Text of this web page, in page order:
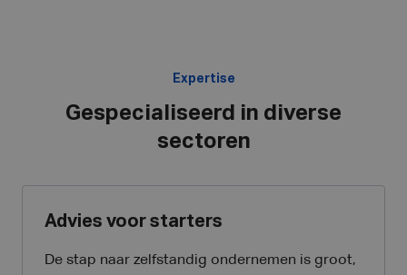
Expertise
Gespecialiseerd in diverse
sectoren
Advies voor starters
De stap naar zelfstandig ondernemen is groot,